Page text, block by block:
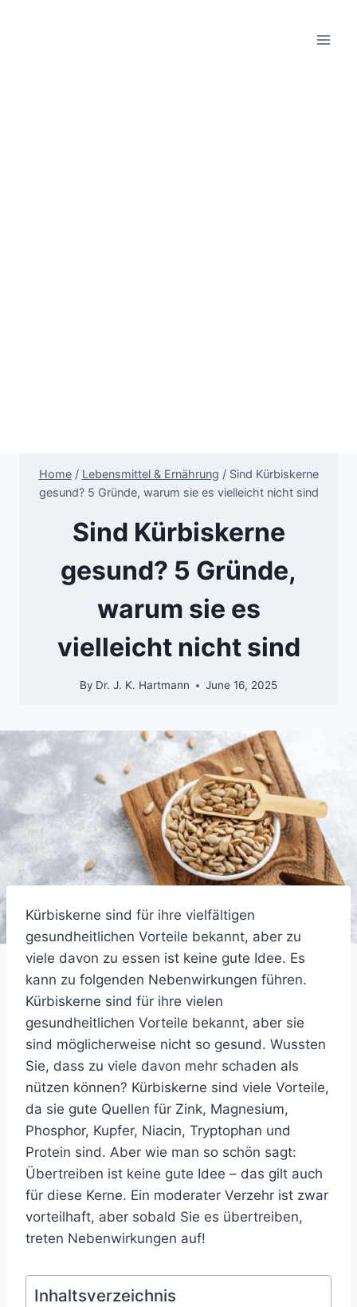
Home / Lebensmittel & Ernährung / Sind Kürbiskerne
gesund? 5 Gründe, warum sie es vielleicht nicht sind
Sind Kürbiskerne
gesund? 5 Gründe,
warum sie es
vielleicht nicht sind
By Dr. J. K. Hartmann June 16, 2025
Kürbiskerne sind für ihre vielfältigen
gesundheitlichen Vorteile bekannt, aber zu
viele davon zu essen ist keine gute Idee. Es
kann zu folgenden Nebenwirkungen führen.
Kürbiskerne sind für ihre vielen
gesundheitlichen Vorteile bekannt, aber sie
sind möglicherweise nicht so gesund. Wussten
Sie, dass zu viele davon mehr schaden als
nützen können? Kürbiskerne sind viele Vorteile,
da sie gute Quellen für Zink, Magnesium,
Phosphor, Kupfer, Niacin, Tryptophan und
Protein sind. Aber wie man so schön sagt:
Übertreiben ist keine gute Idee – das gilt auch
für diese Kerne. Ein moderater Verzehr ist zwar
vorteilhaft, aber sobald Sie es übertreiben,
treten Nebenwirkungen auf!
Inhaltsverzeichnis